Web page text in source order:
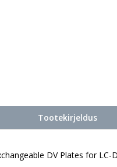
Tootekirjeldus
DV Plates for LC-